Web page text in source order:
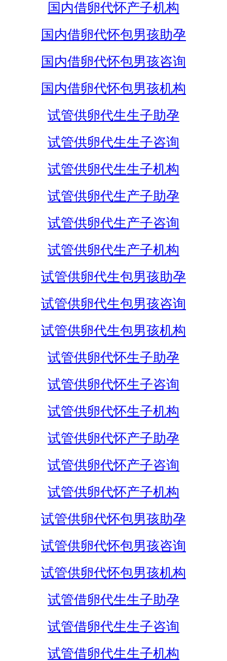
国内借卵代怀产子机构
国内借卵代怀包男孩助孕
国内借卵代怀包男孩咨询
国内借卵代怀包男孩机构
试管供卵代生生子助孕
试管供卵代生生子咨询
试管供卵代生生子机构
试管供卵代生产子助孕
试管供卵代生产子咨询
试管供卵代生产子机构
试管供卵代生包男孩助孕
试管供卵代生包男孩咨询
试管供卵代生包男孩机构
试管供卵代怀生子助孕
试管供卵代怀生子咨询
试管供卵代怀生子机构
试管供卵代怀产子助孕
试管供卵代怀产子咨询
试管供卵代怀产子机构
试管供卵代怀包男孩助孕
试管供卵代怀包男孩咨询
试管供卵代怀包男孩机构
试管借卵代生生子助孕
试管借卵代生生子咨询
试管借卵代生生子机构